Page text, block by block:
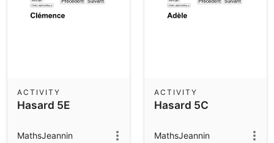
Hasard 5E
ACTIVITY
MathsJeannin
Hasard 5C
ACTIVITY
MathsJeannin